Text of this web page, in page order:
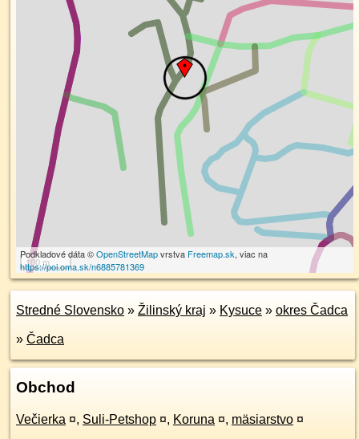
100 m
Podkladové dáta ©OpenStreetMapvrstva Freemap.sk, viac na
https://poi.oma.sk/n6885781369
Stredné Slovensko » Žilinský kraj » Kysuce » okres Čadca
» Čadca
Obchod
Večierka ¤, Suli-Petshop ¤, Koruna ¤, mäsiarstvo ¤